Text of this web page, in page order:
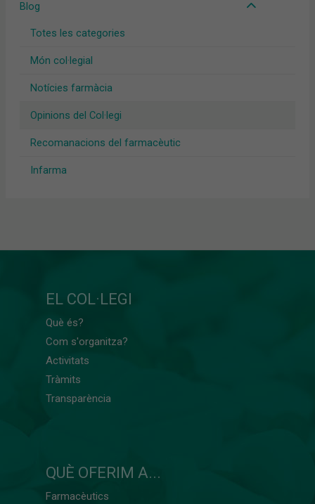
Blog
Totes les categories
Món col·legial
Notícies farmàcia
Opinions del Col·legi
Recomanacions del farmacèutic
Infarma
EL COL·LEGI
Què és?
Com s'organitza?
Activitats
Tràmits
Transparència
QUÈ OFERIM A...
Farmacèutics